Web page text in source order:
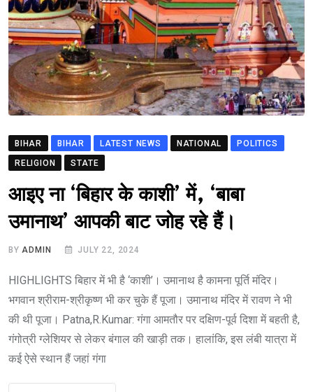
BIHAR BIHAR LATEST NEWS NATIONAL
POLITICS
RELIGION
STATE
आइए ना ‘बिहार के काशी’ में, ‘बाबा
उमानाथ’ आपकी बाट जोह रहे हैं।
BY ADMIN JULY 22, 2024
HIGHLIGHTS बिहार में भी है ‘काशी’। उमानाथ है कामना पूर्ति मंदिर।
भगवान श्रीराम-श्रीकृष्ण भी कर चुके हैं पूजा। उमानाथ मंदिर में रावण ने भी
की थी पूजा। Patna,R.Kumar: गंगा आमतौर पर दक्षिण-पूर्व दिशा में बहती है,
गंगोत्री ग्लेशियर से लेकर बंगाल की खाड़ी तक। हालांकि, इस लंबी यात्रा में
कई ऐसे स्थान हैं जहां गंगा